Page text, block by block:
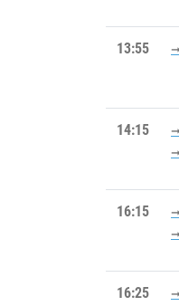
13:55
14:15
16:15
16:25